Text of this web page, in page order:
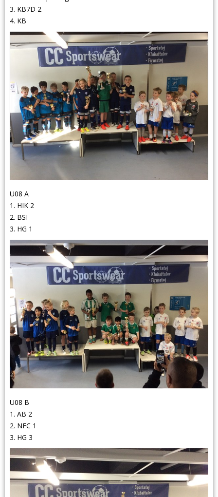
3. KB7D 2
4. KB
U08 A
1. HIK 2
2. BSI
3. HG 1
U08 B
1. AB 2
2. NFC 1
3. HG 3